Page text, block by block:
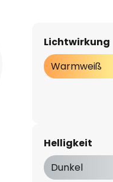
Lichtwirkung
Warmweiß
Helligkeit
Dunkel